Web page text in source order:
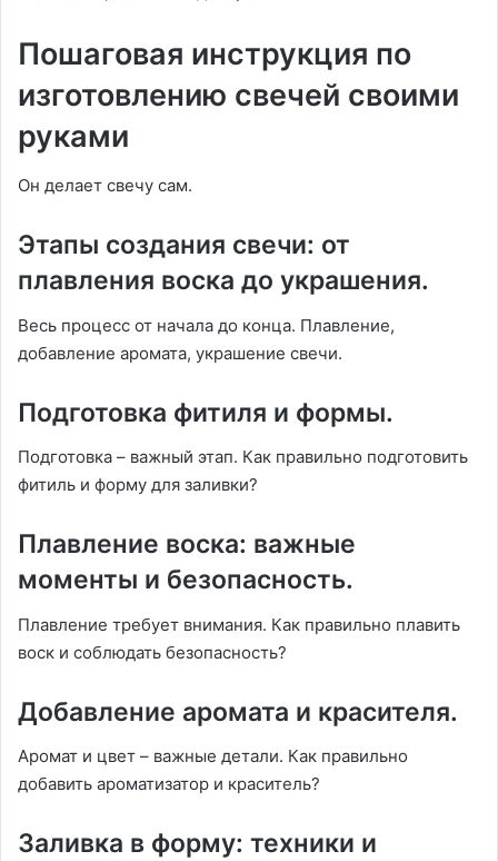
Пошаговая инструкция по
изготовлению свечей своими
руками
Он делает свечу сам.
Этапы создания свечи: от
плавления воска до украшения.
Весь процесс от начала до конца. Плавление,
добавление аромата, украшение свечи.
Подготовка фитиля и формы.
Подготовка – важный этап. Как правильно подготовить
фитиль и форму для заливки?
Плавление воска: важные
моменты и безопасность.
Плавление требует внимания. Как правильно плавить
воск и соблюдать безопасность?
Добавление аромата и красителя.
Аромат и цвет – важные детали. Как правильно
добавить ароматизатор и краситель?
Заливка в форму: техники и